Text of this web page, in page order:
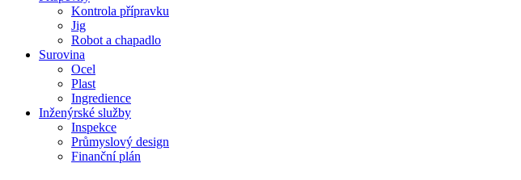
Kontrola přípravku
Jig
Robot a chapadlo
Surovina
Ocel
Plast
Ingredience
Inženýrské služby
Inspekce
Průmyslový design
Finanční plán